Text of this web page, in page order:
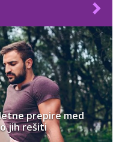
prepire med
jih rešiti